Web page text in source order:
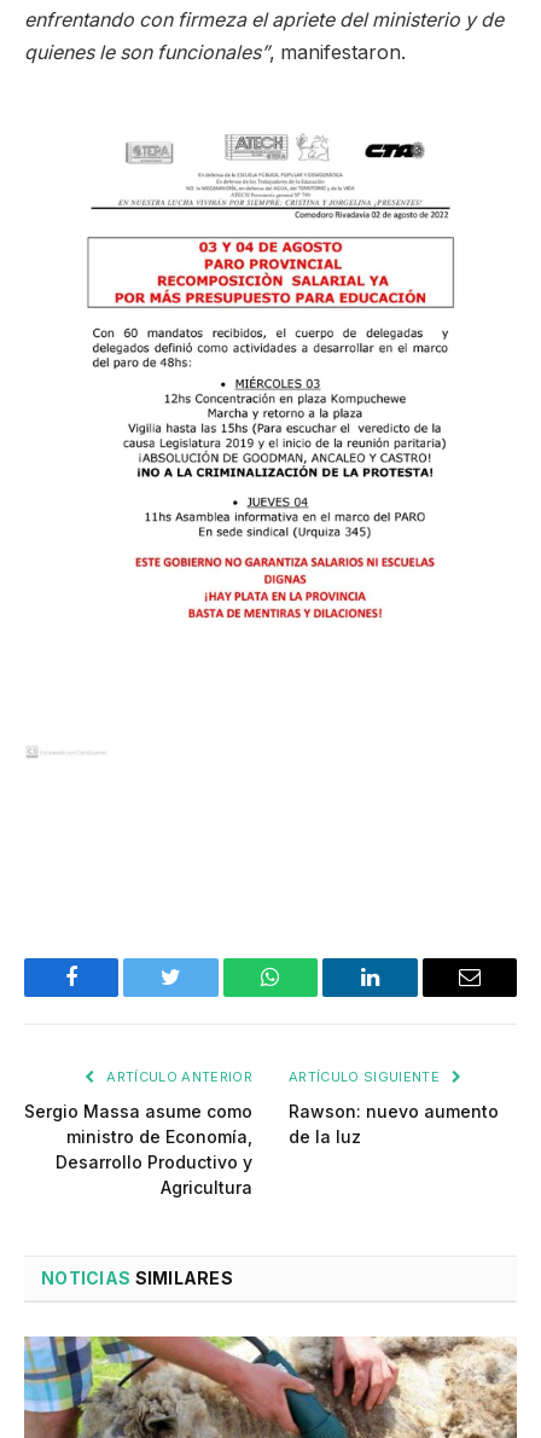
enfrentando con firmeza el apriete del ministerio y de
quienes le son funcionales”, manifestaron.
Facebook Twitter WhatsApp LinkedIn Email
ARTÍCULO ANTERIOR
Sergio Massa asume como
ministro de Economía,
Desarrollo Productivo y
Agricultura
ARTÍCULO SIGUIENTE
Rawson: nuevo aumento
de la luz
NOTICIAS SIMILARES